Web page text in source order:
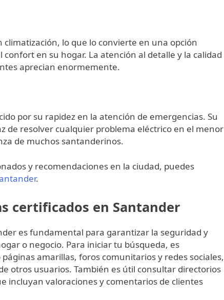
climatización, lo que lo convierte en una opción
en su hogar. La atención al detalle y la calidad
aprecian enormemente.
por su rapidez en la atención de emergencias. Su
de resolver cualquier problema eléctrico en el menor
de muchos santanderinos.
y recomendaciones en la ciudad, puedes
.
certificados en Santander
es fundamental para garantizar la seguridad y
o negocio. Para iniciar tu búsqueda, es
amarillas, foros comunitarios y redes sociales,
otros usuarios. También es útil consultar directorios
incluyan valoraciones y comentarios de clientes